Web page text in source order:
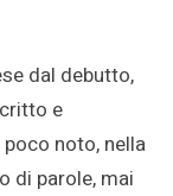
dal debutto,
e
noto, nella
di parole, mai